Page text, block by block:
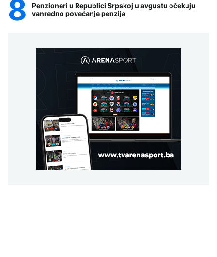
Penzioneri u Republici Srpskoj u avgustu očekuju
vanredno povećanje penzija